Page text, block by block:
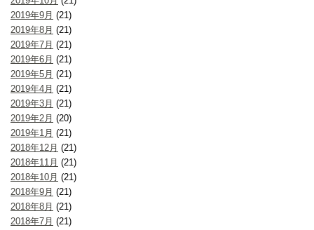
2019年9月 (21)
2019年8月 (21)
2019年7月 (21)
2019年6月 (21)
2019年5月 (21)
2019年4月 (21)
2019年3月 (21)
2019年2月 (20)
2019年1月 (21)
2018年12月 (21)
2018年11月 (21)
2018年10月 (21)
2018年9月 (21)
2018年8月 (21)
2018年7月 (21)